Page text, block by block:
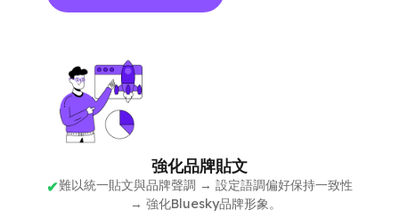
強化品牌貼文
難以統一貼文與品牌聲調 → 設定語調偏好保持一致性
→ 強化Bluesky品牌形象。